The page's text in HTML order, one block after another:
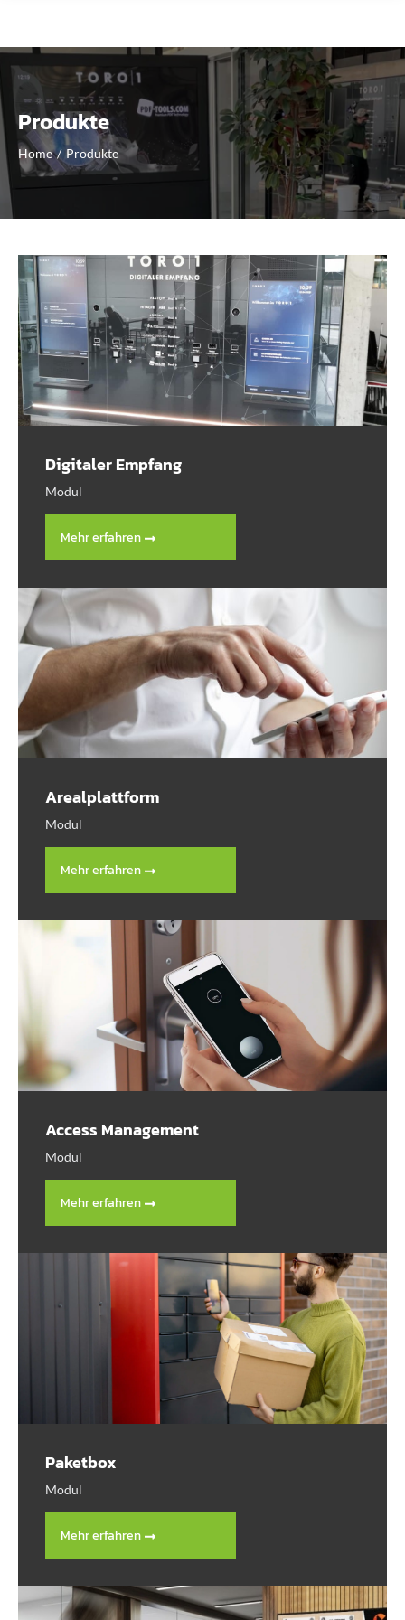
Produkte
Home / Produkte
Digitaler Empfang
Modul
Mehr erfahren
Arealplattform
Modul
Mehr erfahren
Access Management
Modul
Mehr erfahren
Paketbox
Modul
Mehr erfahren